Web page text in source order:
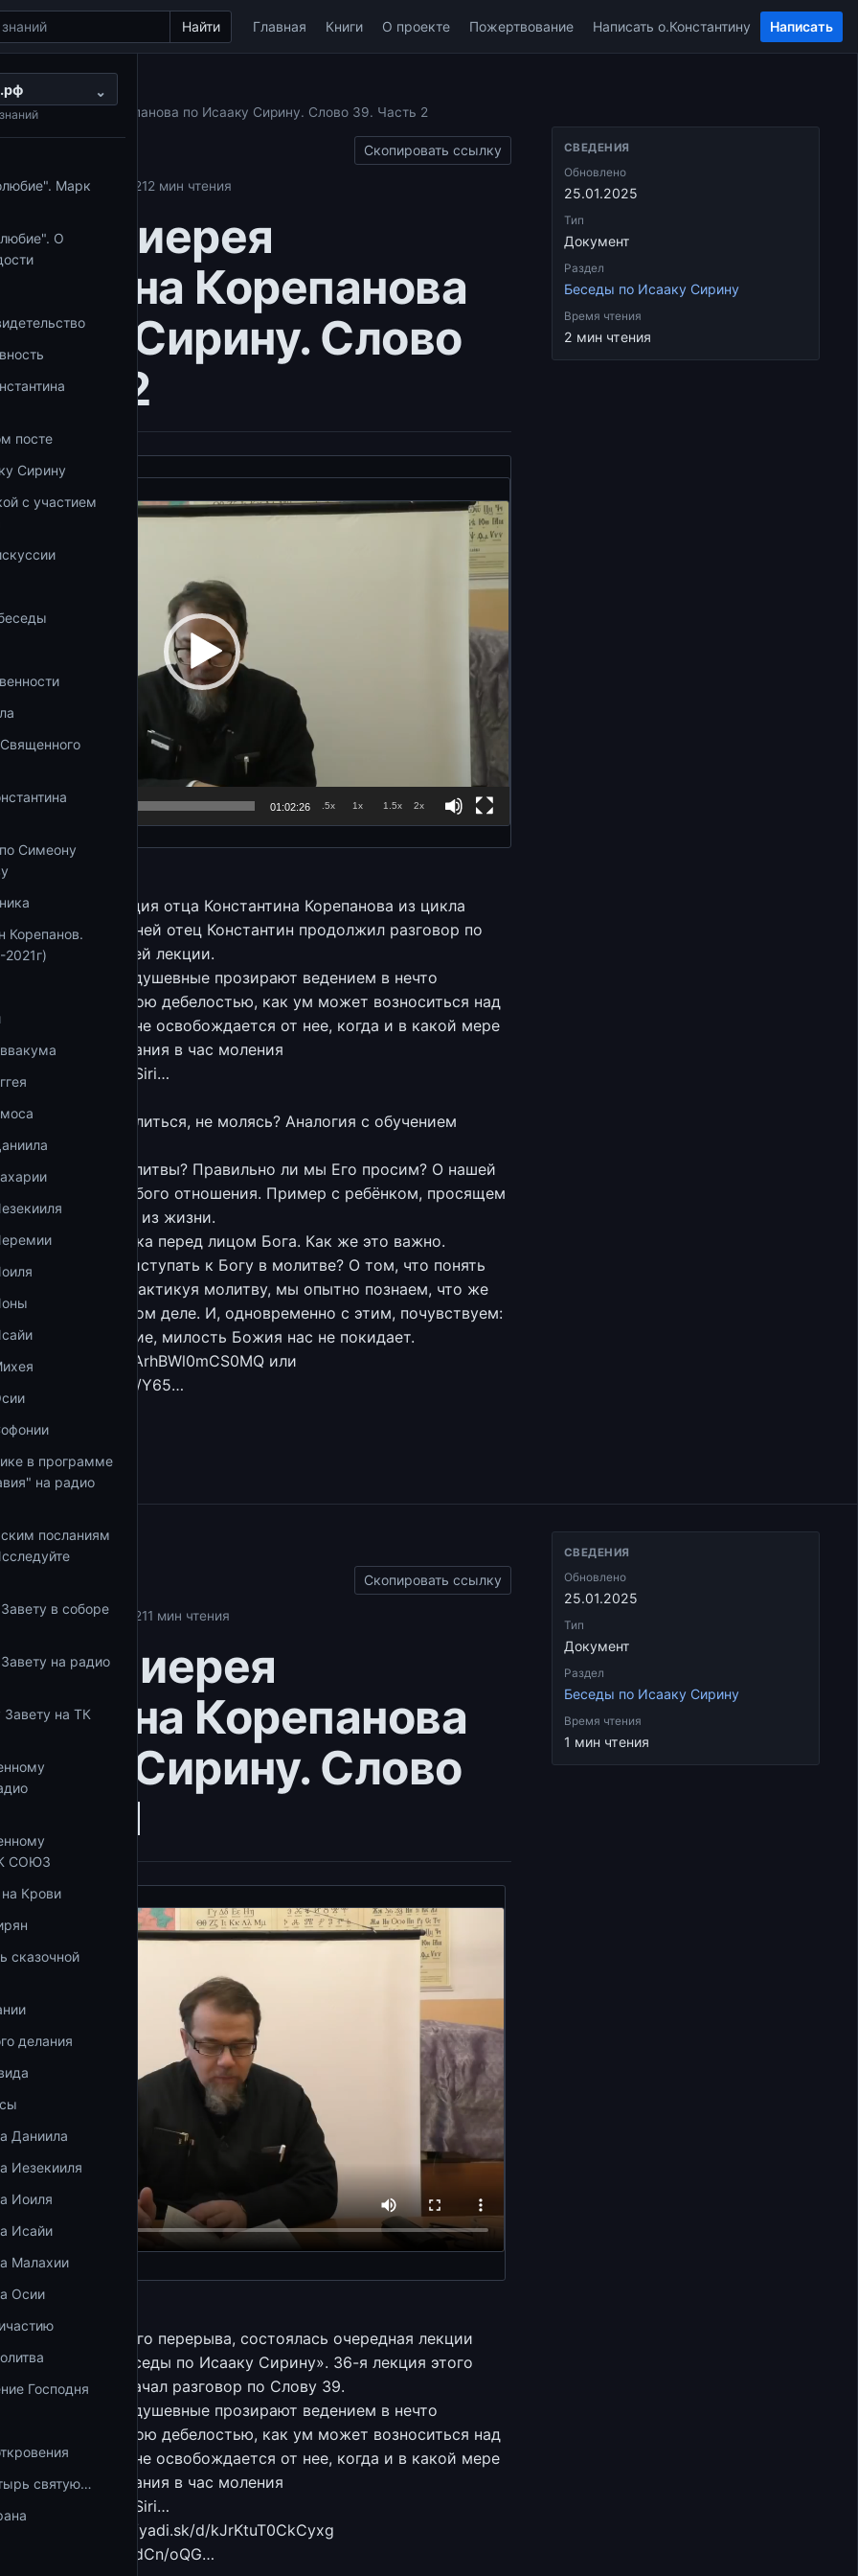
Найти Главная Книги О проекте Пожертвование Написать о.Константину Написать
⌄
Марк
О
посте
Сирину
с участием
Симеону
Корепанов.
в программе
на радио
посланиям
в соборе
на радио
на ТК
СОЮЗ
Крови
сказочной
делания
Даниила
Иезекииля
Иоиля
Исайи
Малахии
Осии
Господня
святую…
по Исааку Сирину
Константина Корепанова по Исааку Сирину. Слово 39. Часть 2
Скопировать ссылку
Сирину 29.05.20212 мин чтения
37 иерея
Корепанова
Сирину. Слово
2
01:02:26 .5x 1x 1.5x 2x
37-я лекция отца Константина Корепанова из цикла
Сирину». В ней отец Константин продолжил разговор по
в предыдущей лекции.
почему люди душевные прозирают ведением в нечто
с телесною дебелостью, как ум может возноситься над
тому, что не освобождается от нее, когда и в какой мере
без мечтания в час моления
otechnik/Isaak_Siri…
научиться молиться, не молясь? Аналогия с обучением
ли Бог наши молитвы? Правильно ли мы Его просим? О нашей
к себе особого отношения. Пример с ребёнком, просящем
другие примеры из жизни.
человека перед лицом Бога. Как же это важно.
нужно приступать к Богу в молитве? О том, что понять
можно, если, практикуя молитву, мы опытно познаем, что же
собой на самом деле. И, одновременно с этим, почувствуем:
наше безобразие, милость Божия нас не покидает.
yadi.sk/d/RArhBWl0mCS0MQ или
public/WBp9/Y65…
СВЕДЕНИЯ
Обновлено
25.01.2025
Тип
Документ
Раздел
Беседы по Исааку Сирину
Время чтения
2 мин чтения
Скопировать ссылку
Сирину 29.05.20211 мин чтения
36 иерея
Корепанова
Сирину. Слово
1
почти месячного перерыва, состоялась очередная лекции
из цикла «Беседы по Исааку Сирину». 36-я лекция этого
Константин начал разговор по Слову 39.
почему люди душевные прозирают ведением в нечто
с телесною дебелостью, как ум может возноситься над
тому, что не освобождается от нее, когда и в какой мере
без мечтания в час моления
otechnik/Isaak_Siri…
https://yadi.sk/d/kJrKtuT0CkCyxg
public/ndCn/oQG…
СВЕДЕНИЯ
Обновлено
25.01.2025
Тип
Документ
Раздел
Беседы по Исааку Сирину
Время чтения
1 мин чтения